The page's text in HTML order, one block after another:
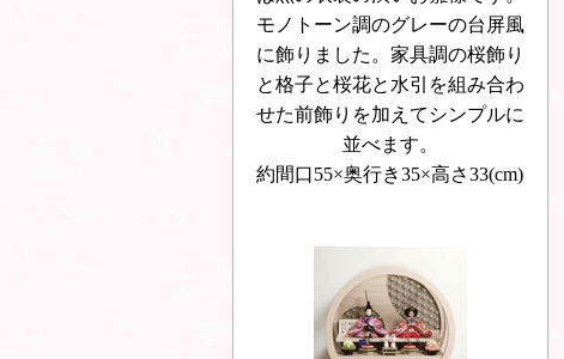
モノトーン調のグレーの台屏風
に飾りました。家具調の桜飾り
と格子と桜花と水引を組み合わ
せた前飾りを加えてシンプルに
並べます。
約間口55×奥行き35×高さ33(cm)